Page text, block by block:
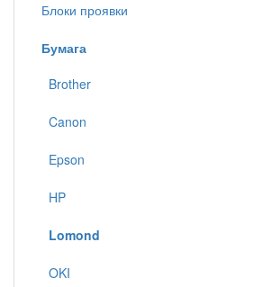
Блоки проявки
Бумага
Brother
Canon
Epson
HP
Lomond
OKI